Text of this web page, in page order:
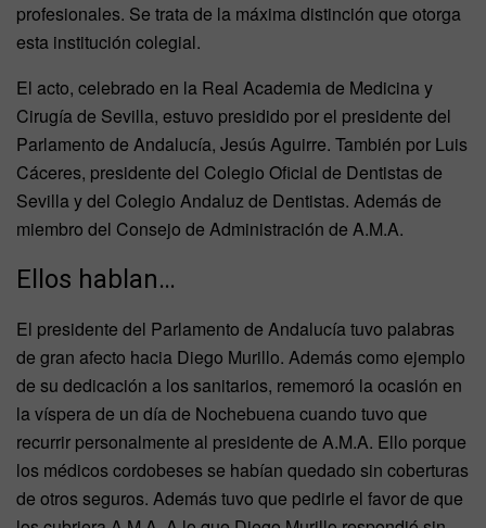
profesionales. Se trata de la máxima distinción que otorga
esta institución colegial.
El acto, celebrado en la Real Academia de Medicina y
Cirugía de Sevilla, estuvo presidido por el presidente del
Parlamento de Andalucía, Jesús Aguirre. También por Luis
Cáceres, presidente del Colegio Oficial de Dentistas de
Sevilla y del Colegio Andaluz de Dentistas. Además de
miembro del Consejo de Administración de A.M.A.
Ellos hablan…
El presidente del Parlamento de Andalucía tuvo palabras
de gran afecto hacia Diego Murillo. Además como ejemplo
de su dedicación a los sanitarios, rememoró la ocasión en
la víspera de un día de Nochebuena cuando tuvo que
recurrir personalmente al presidente de A.M.A. Ello porque
los médicos cordobeses se habían quedado sin coberturas
de otros seguros. Además tuvo que pedirle el favor de que